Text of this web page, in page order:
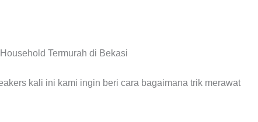
kali ini kami ingin beri cara bagaimana trik merawat